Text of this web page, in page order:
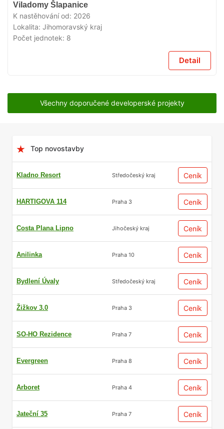
Viladomy Šlapanice
K nastěhování od: 2026
Lokalita: Jihomoravský kraj
Počet jednotek: 8
Detail
Všechny doporučené developerské projekty
Top novostavby
Kladno Resort Středočeský kraj Ceník
HARTIGOVA 114 Praha 3 Ceník
Costa Plana Lipno Jihočeský kraj Ceník
Anilinka Praha 10 Ceník
Bydlení Úvaly Středočeský kraj Ceník
Žižkov 3.0 Praha 3 Ceník
SO-HO Rezidence Praha 7 Ceník
Evergreen Praha 8 Ceník
Arboret Praha 4 Ceník
Jateční 35 Praha 7 Ceník